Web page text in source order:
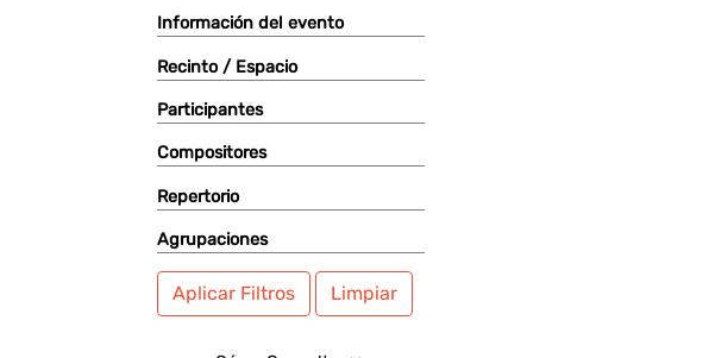
Información del evento
Recinto / Espacio
Participantes
Compositores
Repertorio
Agrupaciones
Aplicar Filtros Limpiar